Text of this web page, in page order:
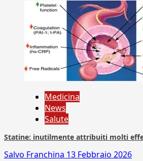
Medicina
News
Salute
Statine: inutilmente attribuiti molti
Salvo Franchina 13 Febbraio 2026